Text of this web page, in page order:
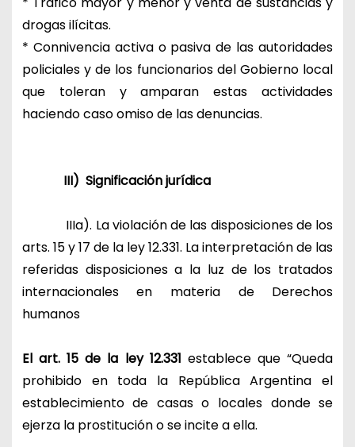
drogas ilícitas.
* Connivencia activa o pasiva de las autoridades
policiales y de los funcionarios del Gobierno local
que toleran y amparan estas actividades
haciendo caso omiso de las denuncias.
III) Significación jurídica
IIIa). La violación de las disposiciones de los
arts. 15 y 17 de la ley 12.331. La interpretación de las
referidas disposiciones a la luz de los tratados
internacionales en materia de Derechos
humanos
El art. 15 de la ley 12.331 establece que “Queda
prohibido en toda la República Argentina el
establecimiento de casas o locales donde se
ejerza la prostitución o se incite a ella.